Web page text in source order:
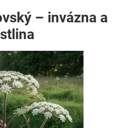
– invázna a